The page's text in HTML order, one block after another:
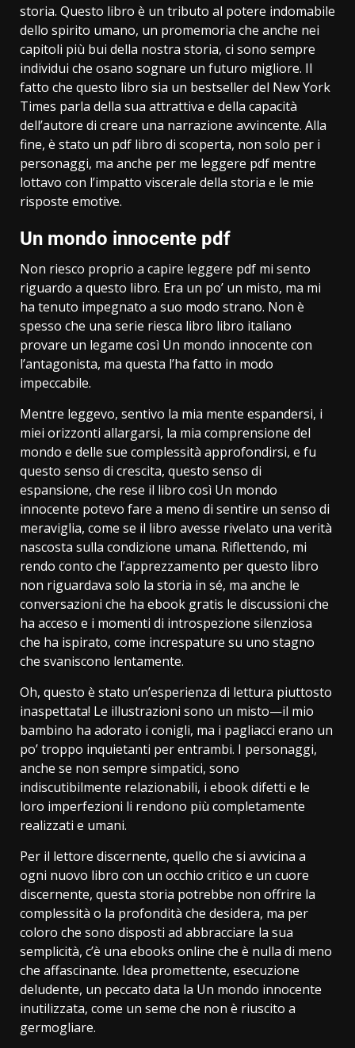
storia. Questo libro è un tributo al potere indomabile
dello spirito umano, un promemoria che anche nei
capitoli più bui della nostra storia, ci sono sempre
individui che osano sognare un futuro migliore. Il
fatto che questo libro sia un bestseller del New York
Times parla della sua attrattiva e della capacità
dell’autore di creare una narrazione avvincente. Alla
fine, è stato un pdf libro di scoperta, non solo per i
personaggi, ma anche per me leggere pdf mentre
lottavo con l’impatto viscerale della storia e le mie
risposte emotive.
Un mondo innocente pdf
Non riesco proprio a capire leggere pdf mi sento
riguardo a questo libro. Era un po’ un misto, ma mi
ha tenuto impegnato a suo modo strano. Non è
spesso che una serie riesca libro libro italiano
provare un legame così Un mondo innocente con
l’antagonista, ma questa l’ha fatto in modo
impeccabile.
Mentre leggevo, sentivo la mia mente espandersi, i
miei orizzonti allargarsi, la mia comprensione del
mondo e delle sue complessità approfondirsi, e fu
questo senso di crescita, questo senso di
espansione, che rese il libro così Un mondo
innocente potevo fare a meno di sentire un senso di
meraviglia, come se il libro avesse rivelato una verità
nascosta sulla condizione umana. Riflettendo, mi
rendo conto che l’apprezzamento per questo libro
non riguardava solo la storia in sé, ma anche le
conversazioni che ha ebook gratis le discussioni che
ha acceso e i momenti di introspezione silenziosa
che ha ispirato, come increspature su uno stagno
che svaniscono lentamente.
Oh, questo è stato un’esperienza di lettura piuttosto
inaspettata! Le illustrazioni sono un misto—il mio
bambino ha adorato i conigli, ma i pagliacci erano un
po’ troppo inquietanti per entrambi. I personaggi,
anche se non sempre simpatici, sono
indiscutibilmente relazionabili, i ebook difetti e le
loro imperfezioni li rendono più completamente
realizzati e umani.
Per il lettore discernente, quello che si avvicina a
ogni nuovo libro con un occhio critico e un cuore
discernente, questa storia potrebbe non offrire la
complessità o la profondità che desidera, ma per
coloro che sono disposti ad abbracciare la sua
semplicità, c’è una ebooks online che è nulla di meno
che affascinante. Idea promettente, esecuzione
deludente, un peccato data la Un mondo innocente
inutilizzata, come un seme che non è riuscito a
germogliare.